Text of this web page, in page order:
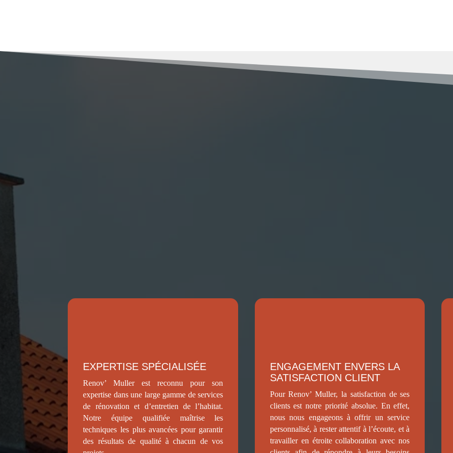
EXPERTISE SPÉCIALISÉE
Renov’ Muller est reconnu pour son
expertise dans une large gamme de services
de rénovation et d’entretien de l’habitat.
Notre équipe qualifiée maîtrise les
techniques les plus avancées pour garantir
des résultats de qualité à chacun de vos
ENGAGEMENT ENVERS LA
SATISFACTION CLIENT
Pour Renov’ Muller, la satisfaction de ses
clients est notre priorité absolue. En effet,
nous nous engageons à offrir un service
personnalisé, à rester attentif à l’écoute, et à
travailler en étroite collaboration avec nos